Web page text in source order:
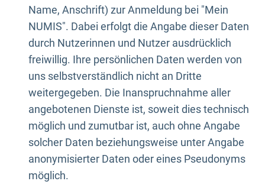
Name, Anschrift) zur Anmeldung bei "Mein
NUMIS". Dabei erfolgt die Angabe dieser Daten
durch Nutzerinnen und Nutzer ausdrücklich
freiwillig. Ihre persönlichen Daten werden von
uns selbstverständlich nicht an Dritte
weitergegeben. Die Inanspruchnahme aller
angebotenen Dienste ist, soweit dies technisch
möglich und zumutbar ist, auch ohne Angabe
solcher Daten beziehungsweise unter Angabe
anonymisierter Daten oder eines Pseudonyms
möglich.